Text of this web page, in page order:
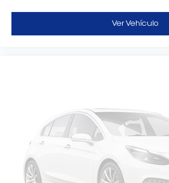
Ver Vehículo